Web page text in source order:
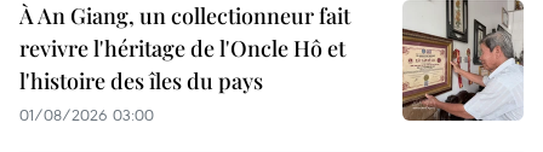
À An Giang, un collectionneur fait
revivre l'héritage de l'Oncle Hô et
l'histoire des îles du pays
01/08/2026 03:00